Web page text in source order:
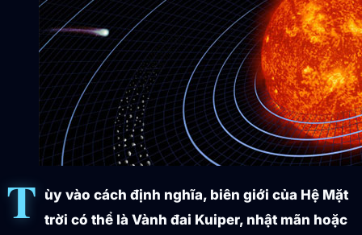
T ùy vào cách định nghĩa, biên giới của Hệ Mặt
trời có thể là Vành đai Kuiper, nhật mãn hoặc